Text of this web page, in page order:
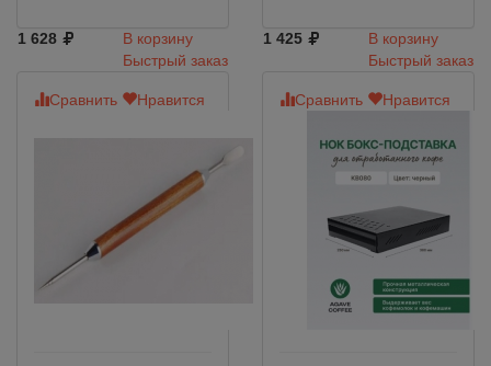
1 628
В корзину
Быстрый заказ
1 425
В корзину
Быстрый заказ
Сравнить Нравится Сравнить Нравится